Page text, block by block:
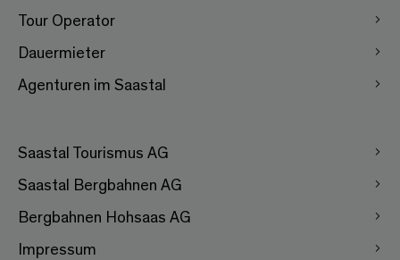
Tour Operator
Dauermieter
Agenturen im Saastal
Saastal Tourismus AG
Saastal Bergbahnen AG
Bergbahnen Hohsaas AG
Impressum